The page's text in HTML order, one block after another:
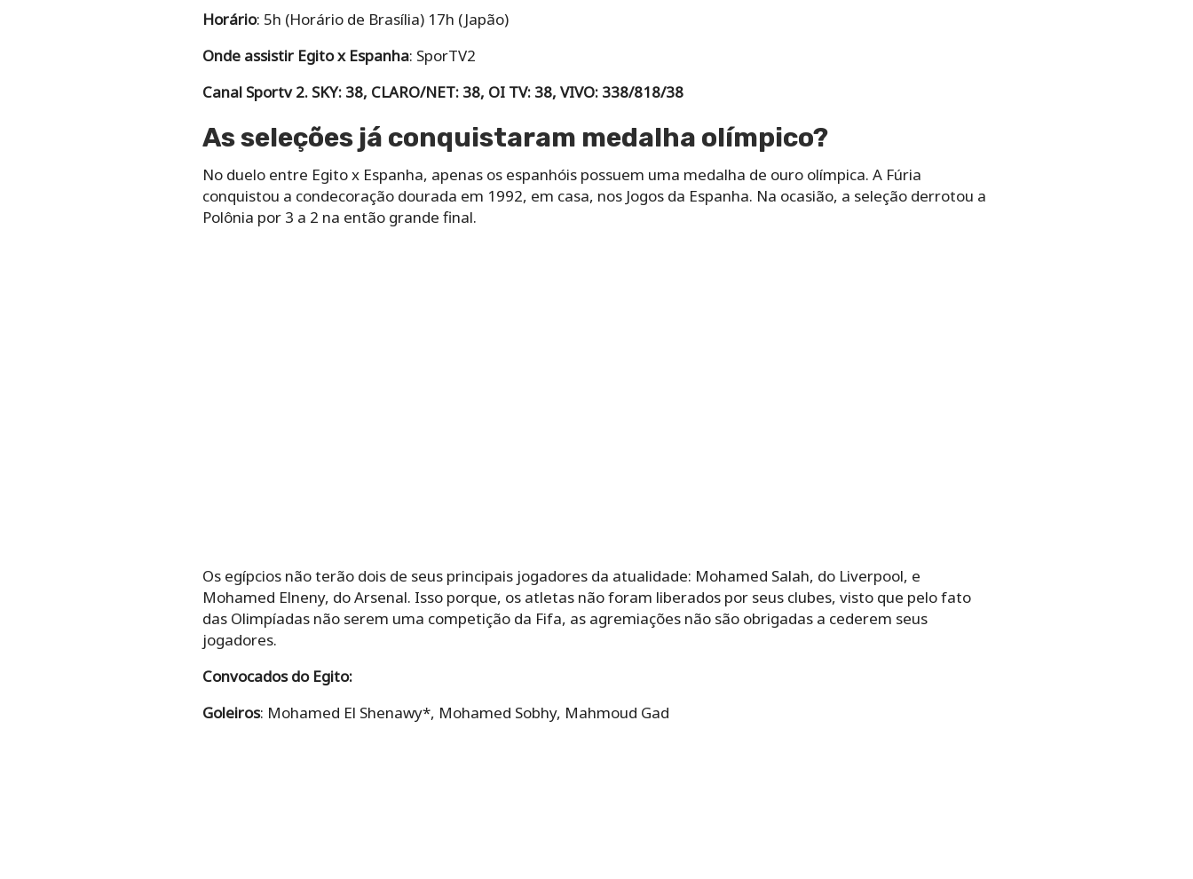
Horário: 5h (Horário de Brasília) 17h (Japão)
Onde assistir Egito x Espanha: SporTV2
Canal Sportv 2. SKY: 38, CLARO/NET: 38, OI TV: 38, VIVO: 338/818/38
As seleções já conquistaram medalha olímpico?
No duelo entre Egito x Espanha, apenas os espanhóis possuem uma medalha de ouro olímpica. A Fúria
conquistou a condecoração dourada em 1992, em casa, nos Jogos da Espanha. Na ocasião, a seleção derrotou a
Polônia por 3 a 2 na então grande final.
Os egípcios não terão dois de seus principais jogadores da atualidade: Mohamed Salah, do Liverpool, e
Mohamed Elneny, do Arsenal. Isso porque, os atletas não foram liberados por seus clubes, visto que pelo fato
das Olimpíadas não serem uma competição da Fifa, as agremiações não são obrigadas a cederem seus
jogadores.
Convocados do Egito:
Goleiros: Mohamed El Shenawy*, Mohamed Sobhy, Mahmoud Gad